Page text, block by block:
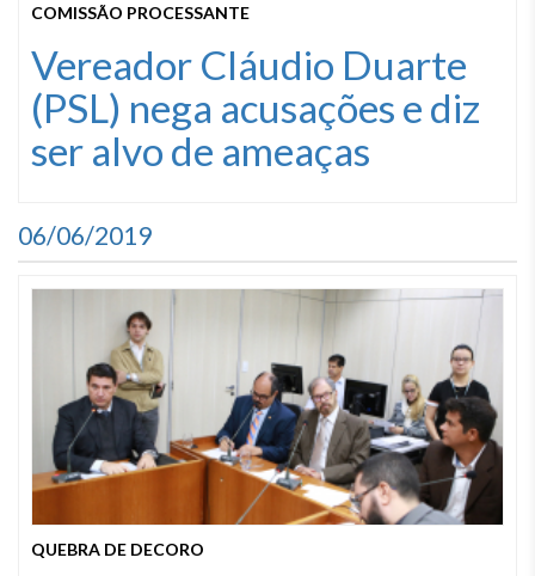
COMISSÃO PROCESSANTE
Vereador Cláudio Duarte
(PSL) nega acusações e diz
ser alvo de ameaças
06/06/2019
QUEBRA DE DECORO